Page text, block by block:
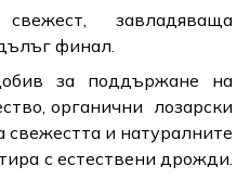
завладяваща
финал.
за поддържане на
органични лозарски
свежестта и натуралните
с естествени дрожди.